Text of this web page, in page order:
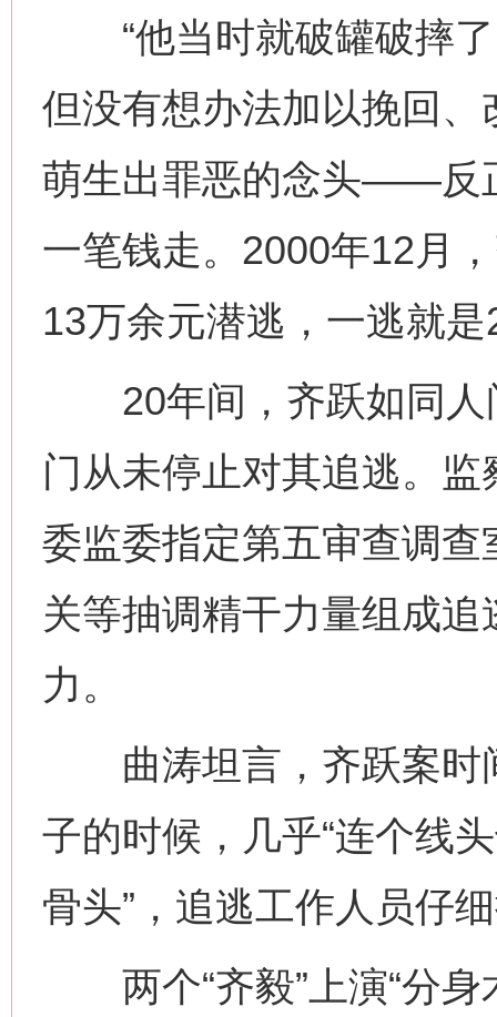
“他当时就破罐破摔了
但没有想办法加以挽回
萌生出罪恶的念头——反
一笔钱走。2000年12月
13万余元潜逃，一逃就
20年间，齐跃如同人
门从未停止对其追逃。
委监委指定第五审查调
关等抽调精干力量组成
力。
曲涛坦言，齐跃案时
子的时候，几乎“连个线
骨头”，追逃工作人员仔
两个“齐毅”上演“分身